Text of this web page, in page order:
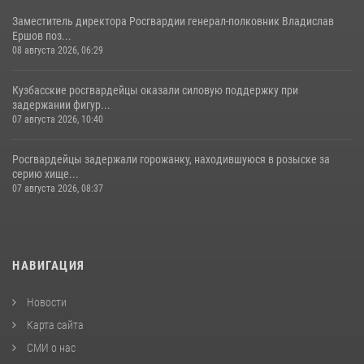
Заместитель директора Росгвардии генерал-полковник Владислав
Ершов поз...
08 августа 2026, 06:29
Кузбасские росгвардейцы оказали силовую поддержку при
задержании фигур...
07 августа 2026, 10:40
Росгвардейцы задержали горожанку, находившуюся в розыске за
серию хище...
07 августа 2026, 08:37
НАВИГАЦИЯ
Новости
Карта сайта
СМИ о нас